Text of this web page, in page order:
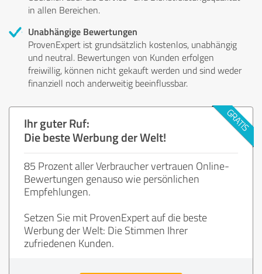
in allen Bereichen.
Unabhängige Bewertungen
ProvenExpert ist grundsätzlich kostenlos, unabhängig
und neutral. Bewertungen von Kunden erfolgen
freiwillig, können nicht gekauft werden und sind weder
finanziell noch anderweitig beeinflussbar.
Ihr guter Ruf:
Die beste Werbung der Welt!
85 Prozent aller Verbraucher vertrauen Online-
Bewertungen genauso wie persönlichen
Empfehlungen.
Setzen Sie mit ProvenExpert auf die beste
Werbung der Welt: Die Stimmen Ihrer
zufriedenen Kunden.